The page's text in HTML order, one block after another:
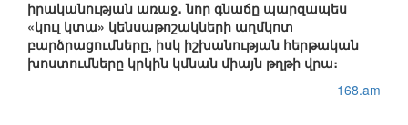
իրականության առաջ․ նոր գնաճը պարզապես
«կուլ կտա» կենսաթոշակների աղմկոտ
բարձրացումները, իսկ իշխանության հերթական
խոստումները կրկին կմնան միայն թղթի վրա։
168.am